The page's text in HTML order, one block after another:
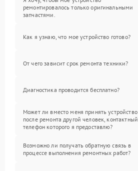
ремонтировалось только оригинальными
запчастями.
Как я узнаю, что мое устройство готово?
От чего зависит срок ремонта техники?
Диагностика проводится бесплатно?
Может ли вместо меня принять устройство
после ремонта другой человек, контактный
телефон которого я предоставлю?
Возможно ли получать обратную связь в
процессе выполнения ремонтных работ?